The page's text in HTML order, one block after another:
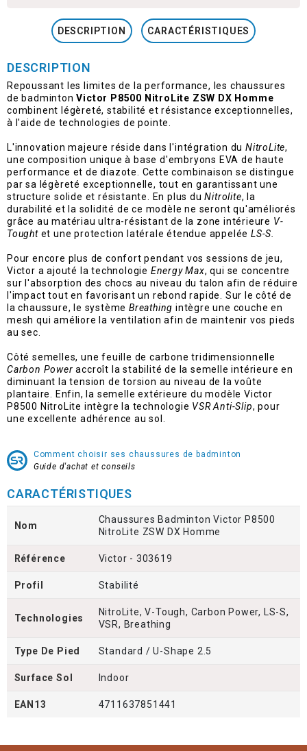
DESCRIPTION CARACTÉRISTIQUES
DESCRIPTION
Repoussant les limites de la performance, les chaussures
de badmintonVictor P8500 NitroLite ZSW DX Homme
combinent légèreté, stabilité et résistance exceptionnelles,
à l'aide de technologies de pointe.
L'innovation majeure réside dans l'intégration du NitroLite,
une composition unique à base d'embryons EVA de haute
performance et de diazote. Cette combinaison se distingue
par sa légèreté exceptionnelle, tout en garantissant une
structure solide et résistante. En plus duNitrolite, la
durabilité et la solidité de ce modèle ne seront qu'améliorés
grâce au matériau ultra-résistant de la zone intérieure V-
Toughtet une protection latérale étendue appeléeLS-S.
Pour encore plus de confort pendant vos sessions de jeu,
Victor a ajouté la technologie Energy Max, qui se concentre
sur l'absorption des chocs au niveau du talon afin de réduire
l'impact tout en favorisant un rebond rapide. Sur le côté de
la chaussure, le systèmeBreathing intègre une couche en
mesh qui améliore la ventilation afin de maintenir vos pieds
au sec.
Côté semelles, une feuille de carbone tridimensionnelle
Carbon Power accroît la stabilité de la semelle intérieure en
diminuant la tension de torsion au niveau de la voûte
plantaire. Enfin, la semelle extérieure du modèle Victor
P8500 NitroLite intègre la technologie VSR Anti-Slip, pour
une excellente adhérence au sol.
Comment choisir ses chaussures de badminton
Guide d'achat et conseils
CARACTÉRISTIQUES
Nom
Chaussures Badminton Victor P8500
NitroLite ZSW DX Homme
Référence Victor - 303619
Profil Stabilité
Technologies
NitroLite, V-Tough, Carbon Power, LS-S,
VSR, Breathing
Type De Pied Standard / U-Shape 2.5
Surface Sol Indoor
EAN13 4711637851441